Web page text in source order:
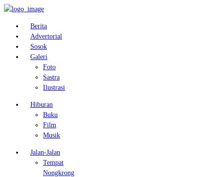
Berita
Advertorial
Sosok
Galeri
Foto
Sastra
Ilustrasi
Hiburan
Buku
Film
Musik
Jalan-Jalan
Tempat
Nongkrong